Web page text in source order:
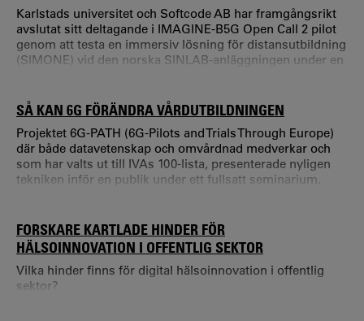
Karlstads universitet och Softcode AB har framgångsrikt
avslutat sitt deltagande i IMAGINE-B5G Open Call 2 pilot
genom att testa en immersiv lösning för distansutbildning
(SIMONE) vid den norska SINLAB-anläggningen under en
SÅ KAN 6G FÖRÄNDRA VÅRDUTBILDNINGEN
Projektet 6G-PATH (6G-Pilots and Trials Through Europe)
där både datavetenskap och omvårdnad medverkar och
som har valts ut till IVAs 100-lista, presenterade nyligen
tekniken inför en publik under ett fullsatt seminarium.
kommunikationsteknik som 5G och 6G, i kombination
med Extended Reality, XR och Virtual Reality, VR. Målet är
att göra vårdutbildning mer real
FORSKARE KARTLADE HINDER FÖR
HÄLSOINNOVATION I OFFENTLIG SEKTOR
Vilka hinder finns för digital hälsoinnovation i offentlig
sektor?